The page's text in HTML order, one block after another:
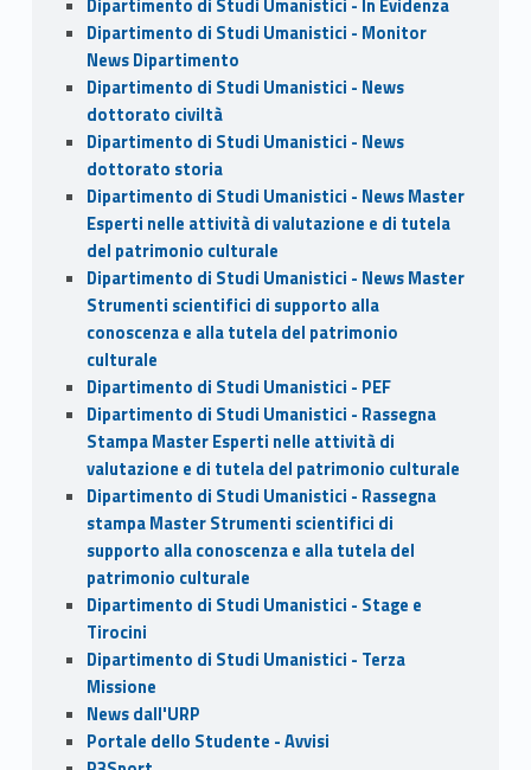
Dipartimento di Studi Umanistici - In Evidenza
Dipartimento di Studi Umanistici - Monitor
News Dipartimento
Dipartimento di Studi Umanistici - News
dottorato civiltà
Dipartimento di Studi Umanistici - News
dottorato storia
Dipartimento di Studi Umanistici - News Master
Esperti nelle attività di valutazione e di tutela
del patrimonio culturale
Dipartimento di Studi Umanistici - News Master
Strumenti scientifici di supporto alla
conoscenza e alla tutela del patrimonio
culturale
Dipartimento di Studi Umanistici - PEF
Dipartimento di Studi Umanistici - Rassegna
Stampa Master Esperti nelle attività di
valutazione e di tutela del patrimonio culturale
Dipartimento di Studi Umanistici - Rassegna
stampa Master Strumenti scientifici di
supporto alla conoscenza e alla tutela del
patrimonio culturale
Dipartimento di Studi Umanistici - Stage e
Tirocini
Dipartimento di Studi Umanistici - Terza
Missione
News dall'URP
Portale dello Studente - Avvisi